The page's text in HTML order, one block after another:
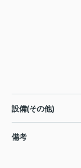
設備(その他)
備考